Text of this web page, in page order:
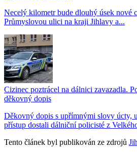
Necelý kilometr bude dlouhý úsek nové
Průmyslovou ulici na kraji Jihlavy a...
Cizinec poztrácel na dálnici zavazadla.
děkovný dopis
Děkovný dopis s upřímnými slovy úcty,
přístup dostali dálniční policisté z
Tento článek byl publikován ze zdrojů